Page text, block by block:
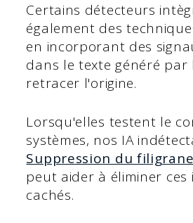
Certains détecteurs
également des
en incorporant des
dans le texte généré par
retracer l'origine.
Lorsqu'elles testent le
systèmes, nos IA
Suppression du
peut aider à éliminer ces
cachés.